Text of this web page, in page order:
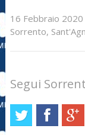
16 Febbraio 2020
Sorrento,
Segui